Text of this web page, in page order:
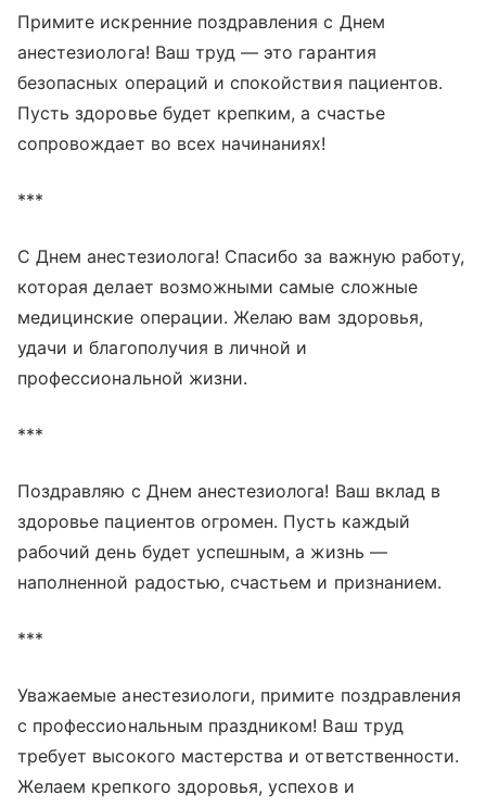
Примите искренние поздравления с Днем
анестезиолога! Ваш труд — это гарантия
безопасных операций и спокойствия пациентов.
Пусть здоровье будет крепким, а счастье
сопровождает во всех начинаниях!
***
С Днем анестезиолога! Спасибо за важную работу,
которая делает возможными самые сложные
медицинские операции. Желаю вам здоровья,
удачи и благополучия в личной и
профессиональной жизни.
***
Поздравляю с Днем анестезиолога! Ваш вклад в
здоровье пациентов огромен. Пусть каждый
рабочий день будет успешным, а жизнь —
наполненной радостью, счастьем и признанием.
***
Уважаемые анестезиологи, примите поздравления
с профессиональным праздником! Ваш труд
требует высокого мастерства и ответственности.
Желаем крепкого здоровья, успехов и